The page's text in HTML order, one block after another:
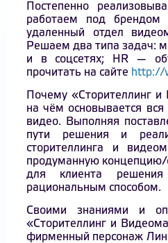
Постепенно
работаем под брендом
удаленный отдел
Решаем два типа задач:
и в соцсетях; HR —
прочитать на сайте http://
Почему «Сторителлинг и
на чём основывается
видео. Выполняя
пути решения и
сторителлинга и
продуманную концепцию/
для клиента
рациональным способом.
Своими знаниями и
«Сторителлинг и
фирменный персонаж Лин